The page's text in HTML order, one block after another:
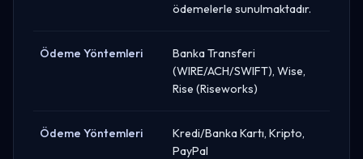
ödemelerle sunulmaktadır.
Ödeme Yöntemleri
Banka Transferi
(WIRE/ACH/SWIFT), Wise,
Rise (Riseworks)
Ödeme Yöntemleri
Kredi/Banka Kartı, Kripto,
PayPal